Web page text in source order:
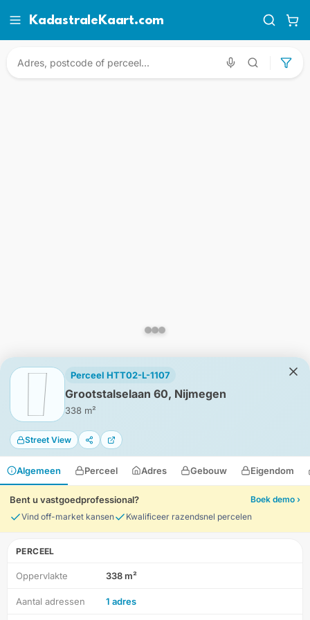
KadastraleKaart.com
Perceel HTT02-L-1107
Grootstalselaan 60, Nijmegen
338 m²
Street View
Algemeen Perceel Adres Gebouw Eigendom
Bent u vastgoedprofessional?
Boek demo ›
Vind off-market kansen
Kwalificeer razendsnel percelen
PERCEEL
Oppervlakte 338 m²
Aantal adressen 1 adres